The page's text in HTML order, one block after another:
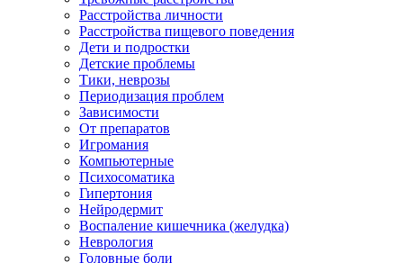
Расстройства личности
Расстройства пищевого поведения
Дети и подростки
Детские проблемы
Тики, неврозы
Периодизация проблем
Зависимости
От препаратов
Игромания
Компьютерные
Психосоматика
Гипертония
Нейродермит
Воспаление кишечника (желудка)
Неврология
Головные боли